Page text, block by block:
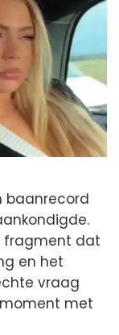
baanrecord
fragment dat
en het
vraag
met